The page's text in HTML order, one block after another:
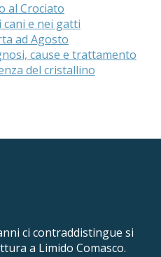
al Crociato
cani e nei gatti
ad Agosto
cause e trattamento
del cristallino
ci contraddistingue si
a Limido Comasco.